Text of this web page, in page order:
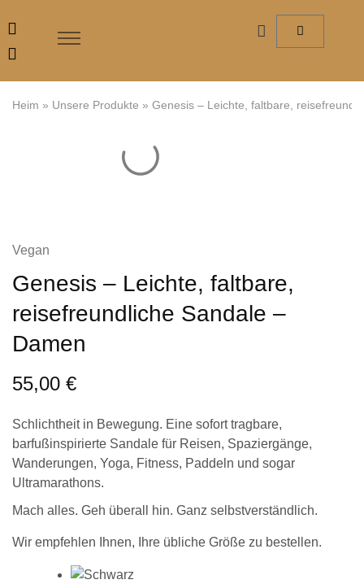
Heim » Unsere Produkte » Genesis – Leichte, faltbare,
Vegan
Genesis – Leichte, faltbare,
reisefreundliche Sandale –
Damen
55,00 €
Schlichtheit in Bewegung. Eine sofort tragbare,
barfußinspirierte Sandale für Reisen, Spaziergänge,
Wanderungen, Yoga, Fitness, Paddeln und sogar
Ultramarathons.
Mach alles. Geh überall hin. Ganz selbstverständlich.
Wir empfehlen Ihnen, Ihre übliche Größe zu bestellen.